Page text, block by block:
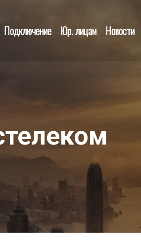
Подключение Юр. лицам Новости